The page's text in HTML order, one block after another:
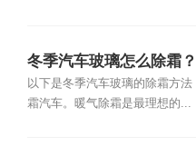
冬季汽车玻璃怎么除霜？
以下是冬季汽车玻璃的除霜方
霜汽车。暖气除霜是最理想的...